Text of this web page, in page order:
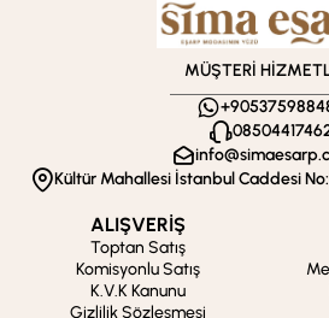
MÜŞTERİ
Kültür Mahallesi İstanbul Caddesi
ALIŞVERİŞ
Toptan Satış
Komisyonlu Satış
K.V.K Kanunu
Gizlilik Sözleşmesi